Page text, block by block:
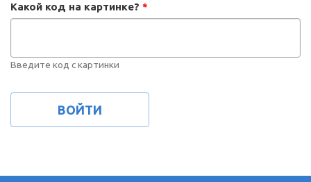
Какой код на картинке? *
Введите код с картинки